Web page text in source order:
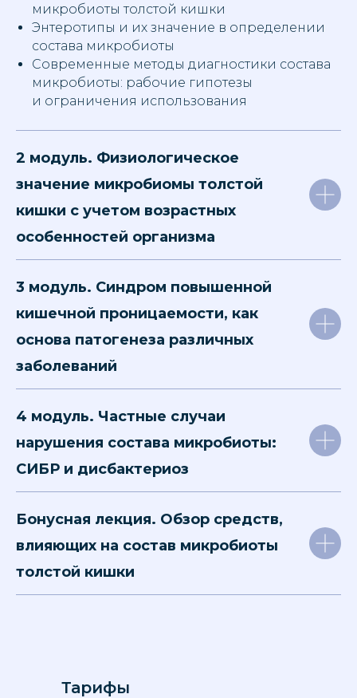
микробиоты толстой кишки
Энтеротипы и их значение в определении
состава микробиоты
Современные методы диагностики состава
микробиоты: рабочие гипотезы
и ограничения использования
2 модуль. Физиологическое
значение микробиомы толстой
кишки с учетом возрастных
особенностей организма
3 модуль. Синдром повышенной
кишечной проницаемости, как
основа патогенеза различных
заболеваний
4 модуль. Частные случаи
нарушения состава микробиоты:
СИБР и дисбактериоз
Бонусная лекция. Обзор средств,
влияющих на состав микробиоты
толстой кишки
Тарифы